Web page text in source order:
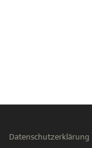
Datenschutzerklärung